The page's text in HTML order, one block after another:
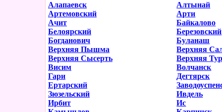
Алапаевск
Алтынай
Артемовский
Арти
Ачит
Байкалово
Белоярский
Березовский
Богданович
Буланаш
Верхняя Пышма
Верхняя
Верхняя Сысерть
Верхняя
Висим
Волчанск
Гари
Дегтярск
Ертарский
Зюзельский
Ивдель
Ирбит
Ис